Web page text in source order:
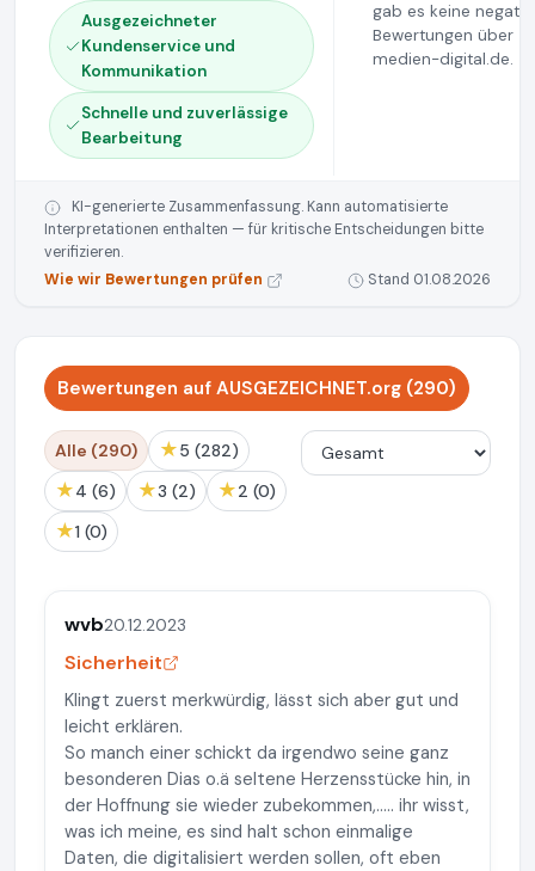
Ausgezeichneter
Kundenservice und
Kommunikation
Schnelle und zuverlässige
Bearbeitung
gab es keine
Bewertungen über
medien-digital.de.
KI-generierte Zusammenfassung. Kann automatisierte
Interpretationen enthalten — für kritische Entscheidungen bitte
verifizieren.
Wie wir Bewertungen prüfen
Stand 01.08.2026
Bewertungen auf AUSGEZEICHNET.org (290)
Alle (290) ★ 5 (282)
★ 4 (6) ★ 3 (2) ★ 2 (0)
★ 1 (0)
wvb20.12.2023
Sicherheit
Klingt zuerst merkwürdig, lässt sich aber gut und
leicht erklären.
So manch einer schickt da irgendwo seine ganz
besonderen Dias o.ä seltene Herzensstücke hin, in
der Hoffnung sie wieder zubekommen,..... ihr wisst,
was ich meine, es sind halt schon einmalige
Daten, die digitalisiert werden sollen, oft eben